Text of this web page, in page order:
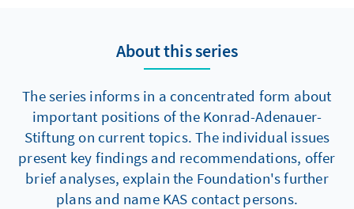
About this series
The series informs in a concentrated form about
important positions of the Konrad-Adenauer-
Stiftung on current topics. The individual issues
present key findings and recommendations, offer
brief analyses, explain the Foundation's further
plans and name KAS contact persons.